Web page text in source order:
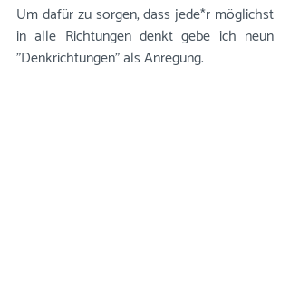
Um dafür zu sorgen, dass jede*r möglichst
in alle Richtungen denkt gebe ich neun
"Denkrichtungen" als Anregung.